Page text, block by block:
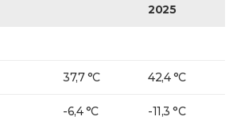
2025
37,7 °C 42,4 °C
-6,4 °C -11,3 °C